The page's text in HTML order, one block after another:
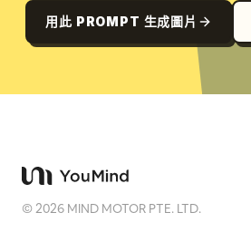
用此 PROMPT 生成圖片
©2026 MIND MOTOR PTE. LTD.